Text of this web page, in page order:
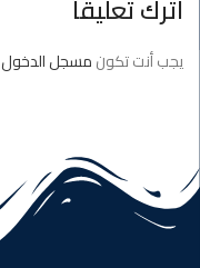
اترك تعليقاً
يجب أنت تكونمسجل الدخول